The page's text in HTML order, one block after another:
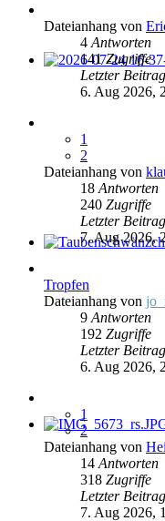
Dateianhang von
4 Antworten
141Zugriffe
Letzter Beitrag
6. Aug 2026,
1
2
Dateianhang von
18 Antworten
240 Zugriffe
Letzter Beitrag
7. Aug 2026,
Tropfen
Dateianhang von
9 Antworten
192 Zugriffe
Letzter Beitrag
6. Aug 2026,
1
2
Dateianhang von
14 Antworten
318 Zugriffe
Letzter Beitrag
7. Aug 2026,